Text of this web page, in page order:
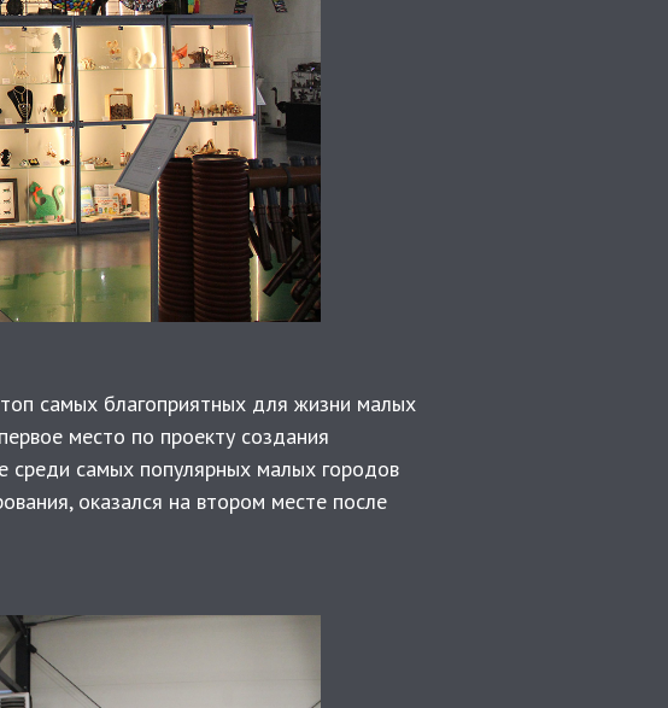
самых благоприятных для жизни малых
место по проекту создания
среди самых популярных малых городов
оказался на втором месте после